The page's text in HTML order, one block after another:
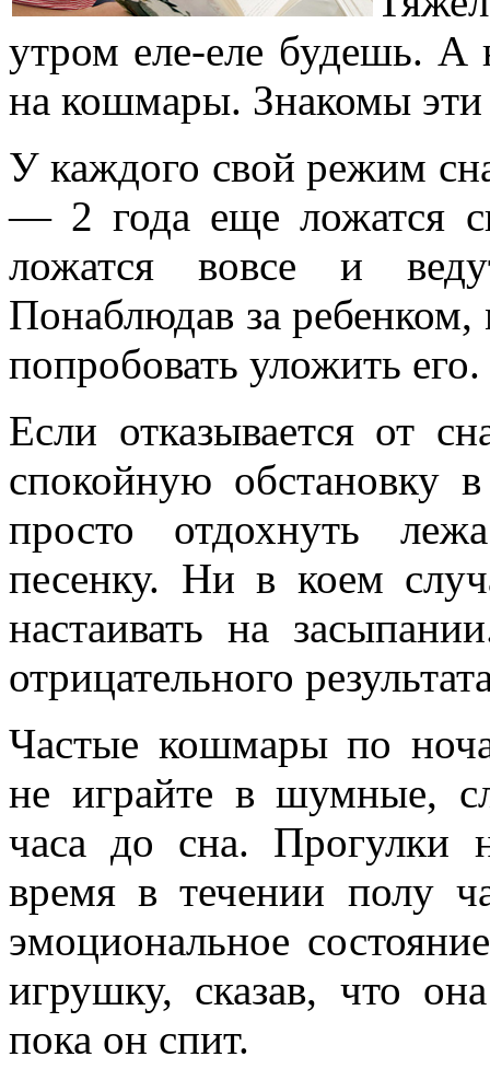
утром еле-еле будешь. А
на кошмары. Знакомы
У каждого свой режим
— 2 года еще ложатся
ложатся вовсе и
Понаблюдав за
попробовать уложить его.
Если отказывается от
спокойную обстановку
просто отдохнуть
песенку. Ни в коем
настаивать на
отрицательного
Частые кошмары по
не играйте в шумные,
часа до сна. Прогулки
время в течении полу
эмоциональное
игрушку, сказав, что
пока он спит.